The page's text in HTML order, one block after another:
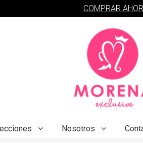
COMPRAR
Nosotros